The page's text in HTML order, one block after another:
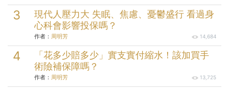
現代人壓力大 失眠、焦慮、憂鬱盛行 看過身
心科會影響投保嗎？
作者： 周明芳 14,684
「花多少賠多少」實支實付縮水！該加買手
術險補保障嗎？
作者： 周明芳 13,725